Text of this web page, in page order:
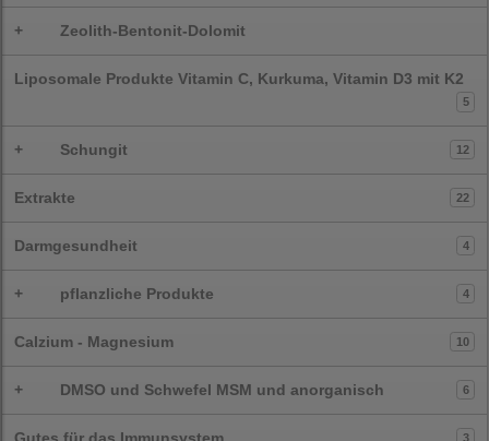
+ Zeolith-Bentonit-Dolomit
Liposomale Produkte Vitamin C, Kurkuma, Vitamin D3 mit K2
5
+ Schungit 12
Extrakte 22
Darmgesundheit 4
+ pflanzliche Produkte 4
Calzium - Magnesium 10
+ DMSO und Schwefel MSM und anorganisch 6
Gutes für das Immunsystem 3